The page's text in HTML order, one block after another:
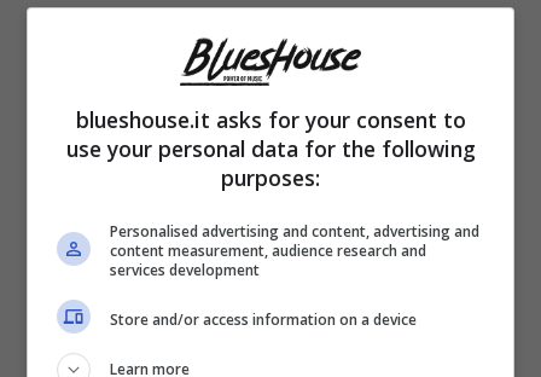
Romina Power non è un bolide ad alte
blueshouse.it asks for your consent to
use your personal data for the following
purposes:
Personalised advertising and content, advertising and
content measurement, audience research and
services development
Store and/or access information on a device
Learn more